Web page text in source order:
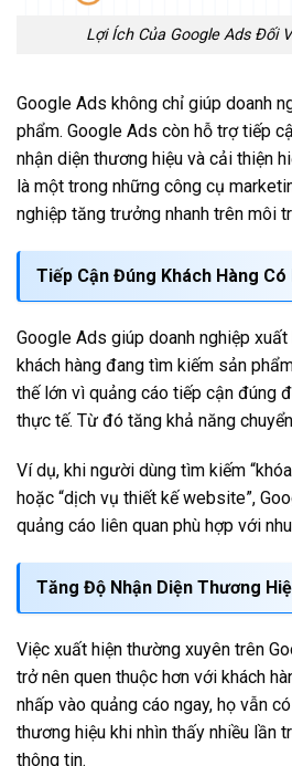
Lợi Ích Của Google Ads Đối
Google Ads không chỉ giúp doanh
phẩm. Google Ads còn hỗ trợ tiếp
nhận diện thương hiệu và cải thiện
là một trong những công cụ
nghiệp tăng trưởng nhanh trên môi
Tiếp Cận Đúng Khách Hàng Có
Google Ads giúp doanh nghiệp
khách hàng đang tìm kiếm sản
thế lớn vì quảng cáo tiếp cận đúng
thực tế. Từ đó tăng khả năng
Ví dụ, khi người dùng tìm kiếm
hoặc “dịch vụ thiết kế website”,
quảng cáo liên quan phù hợp với
Tăng Độ Nhận Diện Thương
Việc xuất hiện thường xuyên trên
trở nên quen thuộc hơn với khách
nhấp vào quảng cáo ngay, họ vẫn
thương hiệu khi nhìn thấy nhiều lần
thông tin.